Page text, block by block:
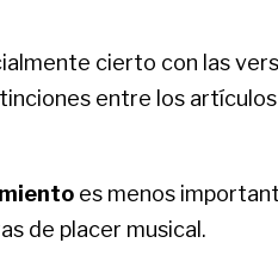
cierto con las
entre los artículos
es menos
de placer musical.